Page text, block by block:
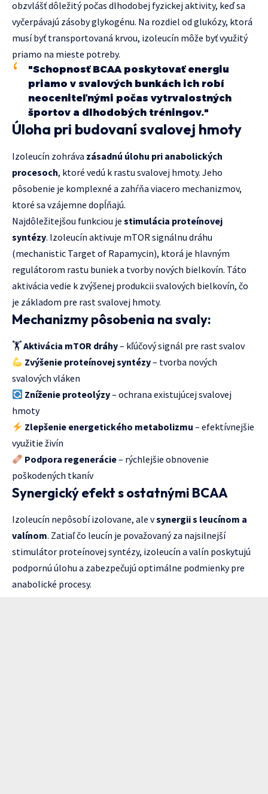
obzvlášť dôležitý počas dlhodobej fyzickej aktivity, keď sa
vyčerpávajú zásoby glykogénu. Na rozdiel od glukózy, ktorá
musí byť transportovaná krvou, izoleucín môže byť využitý
priamo na mieste potreby.
"Schopnosť BCAA poskytovať energiu
priamo v svalových bunkách ich robí
neoceniteľnými počas vytrvalostných
športov a dlhodobých tréningov."
Úloha pri budovaní svalovej hmoty
Izoleucín zohráva zásadnú úlohu pri anabolických
procesoch, ktoré vedú k rastu svalovej hmoty. Jeho
pôsobenie je komplexné a zahŕňa viacero mechanizmov,
ktoré sa vzájemne dopĺňajú.
Najdôležitejšou funkciou je stimulácia proteínovej
syntézy. Izoleucín aktivuje mTOR signálnu dráhu
(mechanistic Target of Rapamycin), ktorá je hlavným
regulátorom rastu buniek a tvorby nových bielkovín. Táto
aktivácia vedie k zvýšenej produkcii svalových bielkovín, čo
je základom pre rast svalovej hmoty.
Mechanizmy pôsobenia na svaly:
🏋️Aktivácia mTOR dráhy– kľúčový signál pre rast svalov
Zvýšenie proteínovej syntézy– tvorba nových
svalových vláken
Zníženie proteolýzy– ochrana existujúcej svalovej
hmoty
Zlepšenie energetického metabolizmu – efektívnejšie
využitie živín
Podpora regenerácie– rýchlejšie obnovenie
poškodených tkanív
Synergický efekt s ostatnými BCAA
Izoleucín nepôsobí izolovane, ale vsynergii s leucínom a
valínom. Zatiaľ čo leucín je považovaný za najsilnejší
stimulátor proteínovej syntézy, izoleucín a valín poskytujú
podpornú úlohu a zabezpečujú optimálne podmienky pre
anabolické procesy.